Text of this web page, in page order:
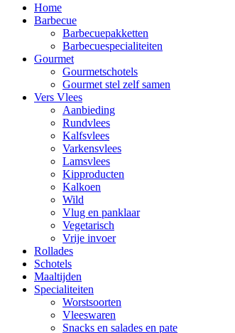
Home
Barbecue
Barbecuepakketten
Barbecuespecialiteiten
Gourmet
Gourmetschotels
Gourmet stel zelf samen
Vers Vlees
Aanbieding
Rundvlees
Kalfsvlees
Varkensvlees
Lamsvlees
Kipproducten
Kalkoen
Wild
Vlug en panklaar
Vegetarisch
Vrije invoer
Rollades
Schotels
Maaltijden
Specialiteiten
Worstsoorten
Vleeswaren
Snacks en salades en pate